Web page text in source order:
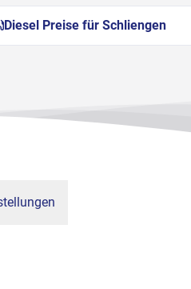
Diesel Preise für Schliengen